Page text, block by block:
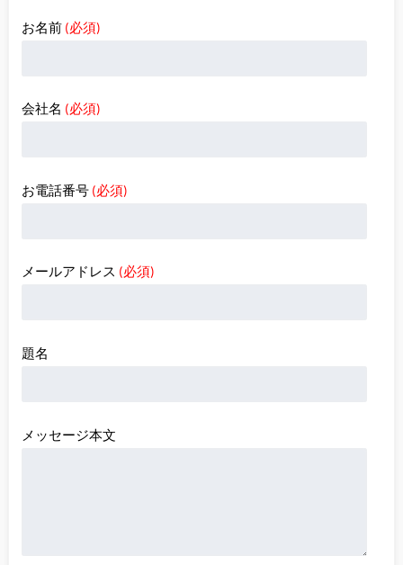
お名前 (必須)
会社名 (必須)
お電話番号 (必須)
メールアドレス (必須)
題名
メッセージ本文